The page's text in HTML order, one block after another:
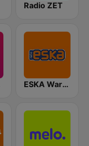
Radio ZET
ESKA Warszawa